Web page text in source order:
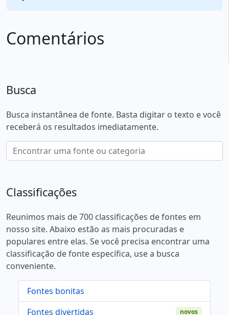
Comentários
Busca
Busca instantânea de fonte. Basta digitar o texto e você
receberá os resultados imediatamente.
Classificações
Reunimos mais de 700 classificações de fontes em
nosso site. Abaixo estão as mais procuradas e
populares entre elas. Se você precisa encontrar uma
classificação de fonte específica, use a busca
conveniente.
Fontes bonitas
Fontes divertidas
novos